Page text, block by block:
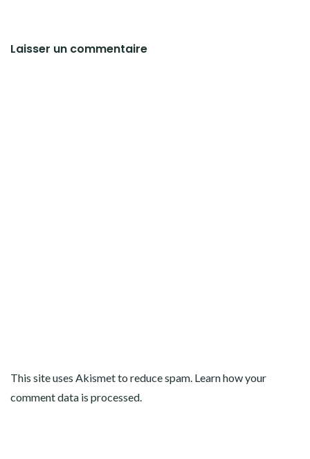
Laisser un commentaire
This site uses Akismet to reduce spam. Learn how your
comment data is processed.